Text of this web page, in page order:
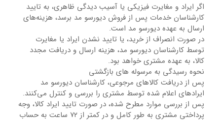
اگر ایراد و مغایرت فیزیکی یا آسیب دیدگی ظاهری، به تایید
کارشناسان خدمات پس از فروش دیورسو مد برسد، هزینه‌های
ارسال به عهده دیورسو مد است.
در صورت انصراف از خرید، یا تایید نشدن ایراد یا مغایرت
توسط کارشناسان دیورسو مد، هزینه ارسال و دریافت مجدد
کالا، به عهده مشتری خواهد بود.
نحوه رسیدگی به مرسوله های بازگشتی
پس از دریافت کالاهای مرجوعی، کارشناسان دیورسو مد
ایرادهای اعلام شده توسط مشتری را بررسی و کنترل می‌‏کنند.
پس از بررسی موارد مطرح شده، در صورت تایید ایراد کالا، وجه
پرداختی مشتری به طور کامل و در کمتر از ۷۲ ساعت به حساب